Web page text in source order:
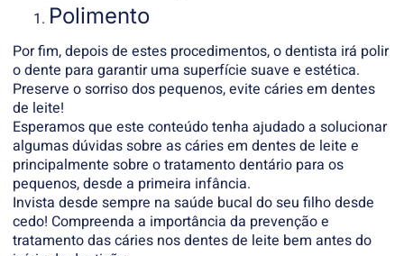
Polimento
Por fim, depois de estes procedimentos, o dentista irá polir
o dente para garantir uma superfície suave e estética.
Preserve o sorriso dos pequenos, evite cáries em dentes
de leite!
Esperamos que este conteúdo tenha ajudado a solucionar
algumas dúvidas sobre as cáries em dentes de leite e
principalmente sobre o tratamento dentário para os
pequenos, desde a primeira infância.
Invista desde sempre na saúde bucal do seu filho desde
cedo! Compreenda a importância da prevenção e
tratamento das cáries nos dentes de leite bem antes do